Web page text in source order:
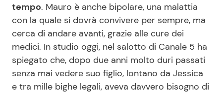
Disclaimer e Privacy
Redazione
Contattaci
Pubblicità
Privacy Policy
tempo. Mauro è anche bipolare, una malattia
con la quale si dovrà convivere per sempre, ma
cerca di andare avanti, grazie alle cure dei
medici. In studio oggi, nel salotto di Canale 5 ha
spiegato che, dopo due anni molto duri passati
senza mai vedere suo figlio, lontano da Jessica
e tra mille bighe legali, aveva davvero bisogno di